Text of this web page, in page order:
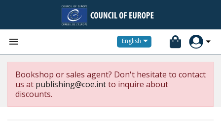
 English
Bookshop or sales agent? Don't hesitate to contact
us at publishing@coe.intto inquire about
discounts.